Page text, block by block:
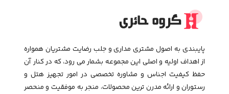
پایبندی به اصول مشتری مداری و جلب رضایت مشتریان همواره
از اهداف اولیه و اصلی این مجموعـه بشمار می رود، که در کنار آن
حفظ کیفیت اجناس و مشاوره تخصصی در امور تجهیز هتل و
رستوران و ارائه مدرن ترین محصولات، منجر به موفقیت و منحصر